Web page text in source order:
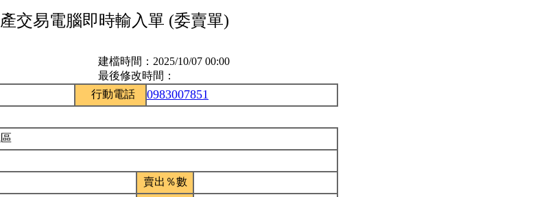
交易電腦即時輸入單 (委賣單)
建檔時間： 2025/10/07 00:00
最後修改時間：
行動電話 0983007851
賣出％數